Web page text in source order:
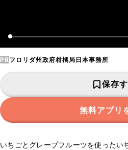
PRフロリダ州政府柑橘局日本事務所
保存
無料アプリ
いちごとグレープフルーツを使ったい